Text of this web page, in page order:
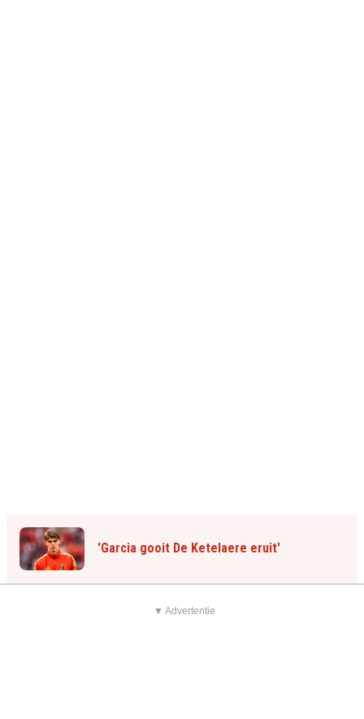
'Garcia gooit De Ketelaere eruit'
▼ Advertentie